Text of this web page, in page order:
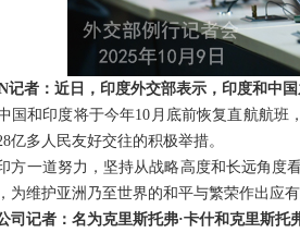
记者：近日，印度外交部表示，印度和中
国和印度将于今年10月底前恢复直航航班
亿多人民友好交往的积极举措。
方一道努力，坚持从战略高度和长远角度
为维护亚洲乃至世界的和平与繁荣作出应有
司记者：名为克里斯托弗·卡什和克里斯